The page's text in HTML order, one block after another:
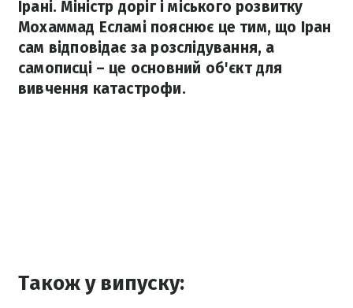
Ірані. Міністр доріг і міського розвитку
Мохаммад Есламі пояснює це тим, що Іран
сам відповідає за розслідування, а
самописці – це основний об'єкт для
вивчення катастрофи.
Також у випуску: